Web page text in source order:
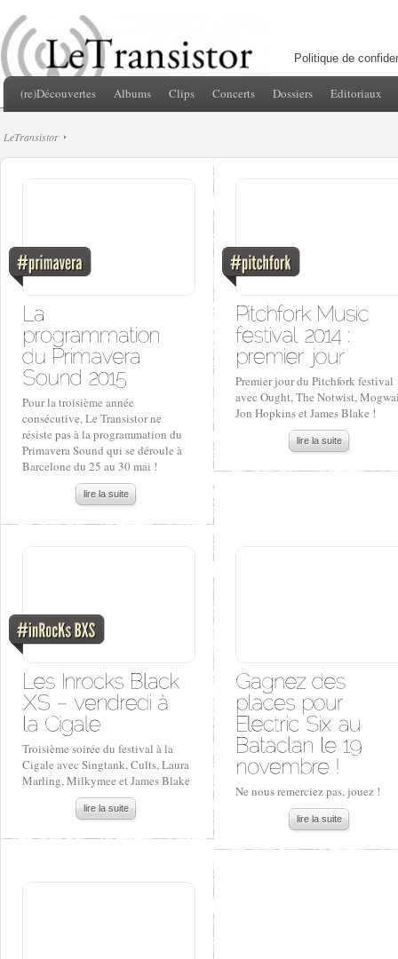
Politique de
(re)Découvertes Albums Clips Concerts Dossiers Editoriaux
LeTransistor
Pour la troisième année
consécutive, Le Transistor ne
résiste pas à la programmation du
Primavera Sound qui se déroule à
Barcelone du 25 au 30 mai !
lire la suite
Premier jour du Pitchfork festival
avec Ought, The Notwist,
Jon Hopkins et James Blake !
lire la suite
Troisième soirée du festival à la
Cigale avec Singtank, Cults, Laura
Marling, Milkymee et James Blake
lire la suite
Ne nous remerciez pas, jouez !
lire la suite